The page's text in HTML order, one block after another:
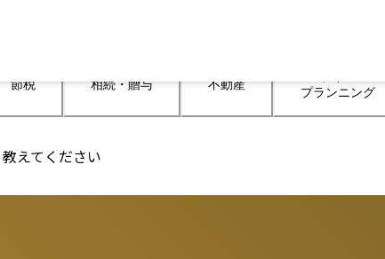
節税 相続・贈与 不動産
プランニング
えてください